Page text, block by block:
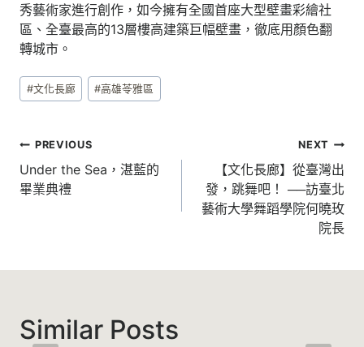
秀藝術家進行創作，如今擁有全國首座大型壁畫彩繪社
區、全臺最高的13層樓高建築巨幅壁畫，徹底用顏色翻
轉城市。
Post
Tags:
#文化長廊 #高雄苓雅區
文
章
導
PREVIOUS
Under the Sea，湛藍的
畢業典禮
NEXT
【文化長廊】從臺灣出
發，跳舞吧！ ──訪臺北
藝術大學舞蹈學院何曉玫
院長
Similar Posts